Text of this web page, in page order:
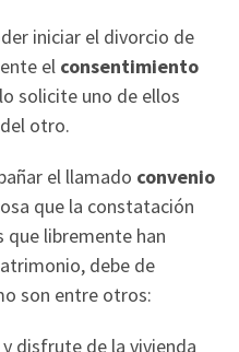
iniciar el divorcio de
el consentimiento
solicite uno de ellos
otro.
el llamado convenio
que la constatación
que libremente han
debe de
son entre otros:
disfrute de la vivienda